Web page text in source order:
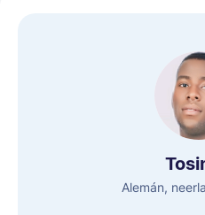
Alemán,